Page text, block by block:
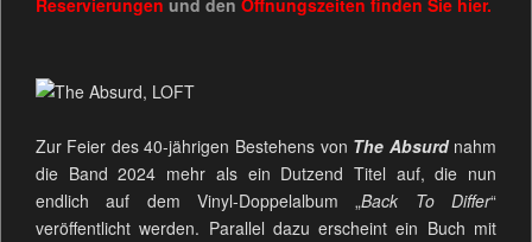
Reservierungen und den Öffnungszeiten finden Sie hier.
Zur Feier des 40-jährigen Bestehens von The Absurd nahm
die Band 2024 mehr als ein Dutzend Titel auf, die nun
endlich auf dem Vinyl-Doppelalbum „Back To Differ“
veröffentlicht werden. Parallel dazu erscheint ein Buch mit